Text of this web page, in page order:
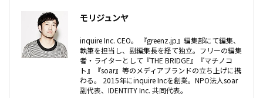
モリジュンヤ
inquire Inc. CEO。 『greenz.jp』編集部にて編集、
執筆を担当し、副編集長を経て独立。フリーの編集
者・ライターとして『THE BRIDGE』『マチノコ
ト』『soar』等のメディアブランドの立ち上げに携
わる。 2015年にinquire Incを創業。NPO法人soar
副代表、IDENTITY Inc. 共同代表。